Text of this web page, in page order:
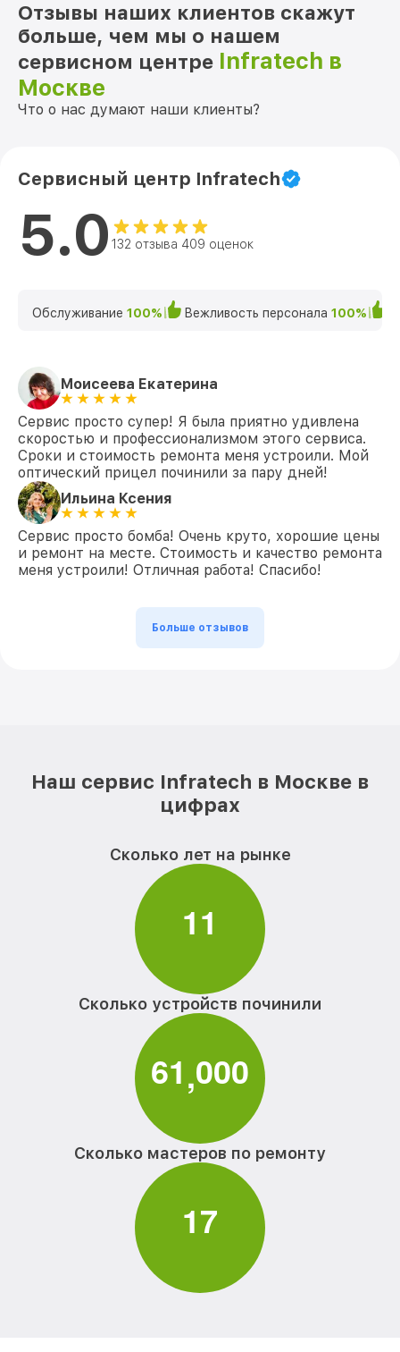
Отзывы наших клиентов скажут
больше, чем мы о нашем
сервисном центре Infratech в
Москве
Что о нас думают наши клиенты?
Сервисный центр Infratech
5.0 132 отзыва 409 оценок
Обслуживание 100% Вежливость персонала 100%
Моисеева Екатерина
Сервис просто супер! Я была приятно удивлена
скоростью и профессионализмом этого сервиса.
Сроки и стоимость ремонта меня устроили. Мой
оптический прицел починили за пару дней!
Ильина Ксения
Сервис просто бомба! Очень круто, хорошие цены
и ремонт на месте. Стоимость и качество ремонта
меня устроили! Отличная работа! Спасибо!
Больше отзывов
Наш сервис Infratech в Москве в
цифрах
Сколько лет на рынке
11
Сколько устройств починили
61,000
Сколько мастеров по ремонту
17